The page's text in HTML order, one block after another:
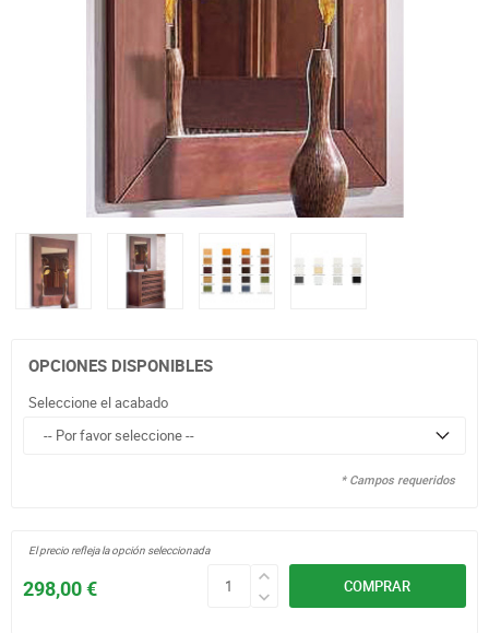
OPCIONES DISPONIBLES
Seleccione el acabado
* Campos requeridos
COMPRAR
298,00 €
El precio refleja la opción seleccionada